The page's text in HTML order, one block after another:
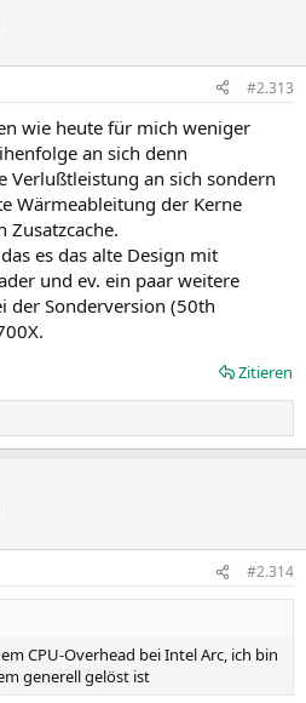
#2.313
wie heute für mich weniger
an sich denn
Verlußtleistung an sich sondern
Wärmeableitung der Kerne
Zusatzcache.
es das alte Design mit
und ev. ein paar weitere
der Sonderversion (50th
Zitieren
#2.314
CPU-Overhead bei Intel Arc, ich bin
generell gelöst ist